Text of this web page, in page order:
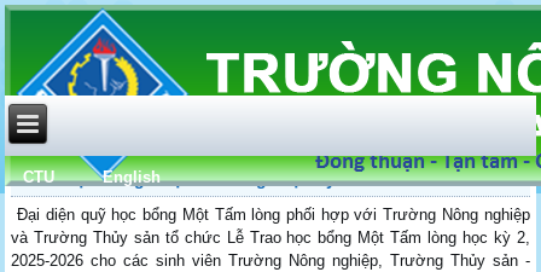
CTU English
Trao học bổng "Một tấm lòng" học kỳ 2 năm 2025 - 2026
Đại diện quỹ học bổng Một Tấm lòng phối hợp với Trường Nông nghiệp
và Trường Thủy sản tổ chức Lễ Trao học bổng Một Tấm lòng học kỳ 2,
2025-2026 cho các sinh viên Trường Nông nghiệp, Trường Thủy sản -